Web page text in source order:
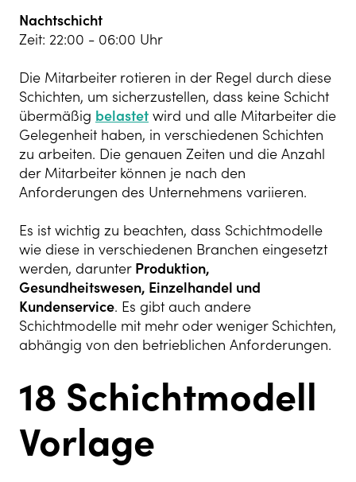
Nachtschicht
Zeit: 22:00 - 06:00 Uhr
Die Mitarbeiter rotieren in der Regel durch diese
Schichten, um sicherzustellen, dass keine Schicht
übermäßig belastet wird und alle Mitarbeiter die
Gelegenheit haben, in verschiedenen Schichten
zu arbeiten. Die genauen Zeiten und die Anzahl
der Mitarbeiter können je nach den
Anforderungen des Unternehmens variieren.
Es ist wichtig zu beachten, dass Schichtmodelle
wie diese in verschiedenen Branchen eingesetzt
werden, darunter Produktion,
Gesundheitswesen, Einzelhandel und
Kundenservice. Es gibt auch andere
Schichtmodelle mit mehr oder weniger Schichten,
abhängig von den betrieblichen Anforderungen.
18 Schichtmodell
Vorlage